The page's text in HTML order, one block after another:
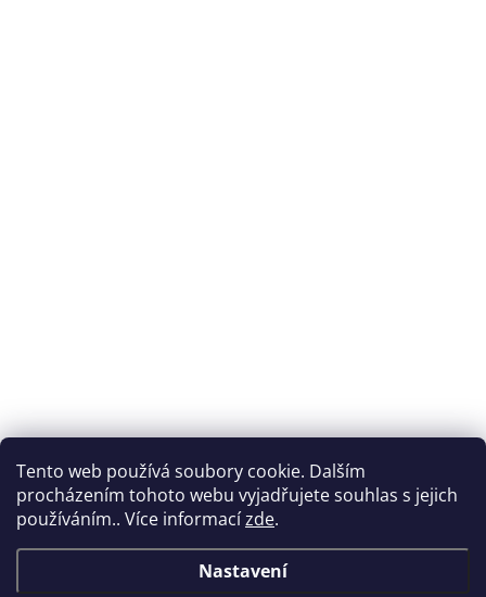
Tento web používá soubory cookie. Dalším
procházením tohoto webu vyjadřujete souhlas s jejich
používáním.. Více informacízde.
Nastavení